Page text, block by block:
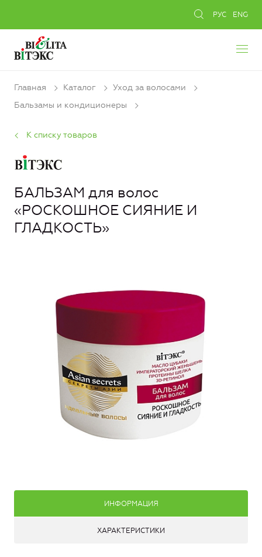
РУС ENG
Главная Каталог
Уход за волосами
Бальзамы и кондиционеры
К списку товаров
БАЛЬЗАМ для волос
«РОСКОШНОЕ СИЯНИЕ И
ГЛАДКОСТЬ»
ИНФОРМАЦИЯ
ХАРАКТЕРИСТИКИ